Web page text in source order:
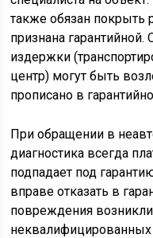
также обязан покрыть
признана гарантийной.
издержки
центр) могут быть
прописано в
При обращении в
диагностика всегда
подпадает под
вправе отказать в
повреждения
неквалифицированных